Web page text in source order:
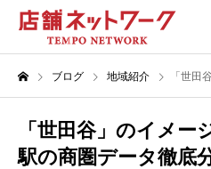
ブログ 地域紹介 「世田谷」のイ
「世田谷」のイメー
駅の商圏データ徹底